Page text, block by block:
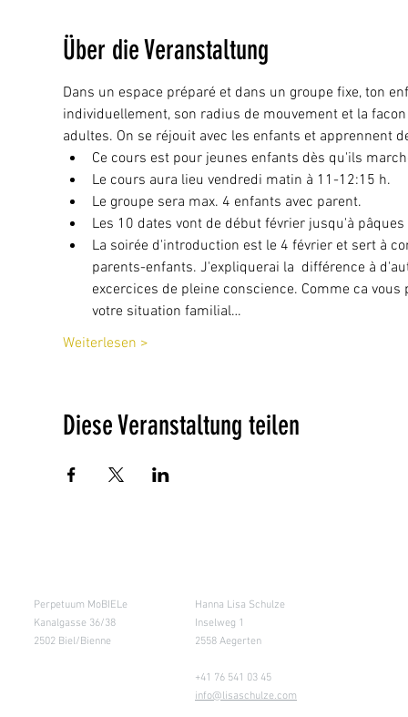
Über die Veranstaltung
Dans un espace préparé et dans un groupe fixe, ton
individuellement, son radius de mouvement et la
adultes. On se réjouit avec les enfants et apprennent
Ce cours est pour jeunes enfants dès qu'ils
Le cours aura lieu vendredi matin à 11-12:15 h.
Le groupe sera max. 4 enfants avec parent.
Les 10 dates vont de début février jusqu'à
La soirée d'introduction est le 4 février et sert à
parents-enfants. J'expliquerai la  différence à
excercices de pleine conscience. Comme ca
votre situation familial…
Weiterlesen >
Diese Veranstaltung teilen
Perpetuum MoBIELe
Kanalgasse 36/38
2502 Biel/Bienne
Hanna Lisa Schulze
Inselweg 1
2558 Aegerten
+41 76 541 03 45
info@lisaschulze.com